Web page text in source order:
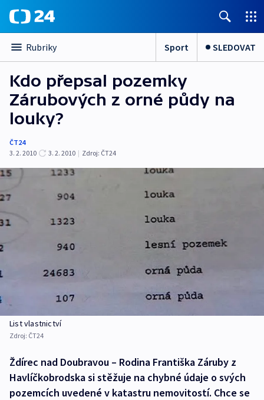
Rubriky Sport SLEDOVAT
Kdo přepsal pozemky
Zárubových z orné půdy na
louky?
ČT24
3. 2. 2010
3. 2. 2010 | Zdroj: ČT24
List vlastnictví
Zdroj: ČT24
Ždírec nad Doubravou – Rodina Františka Záruby z
Havlíčkobrodska si stěžuje na chybné údaje o svých
pozemcích uvedené v katastru nemovitostí. Chce se